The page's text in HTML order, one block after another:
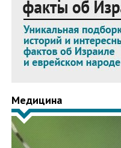
Медицина